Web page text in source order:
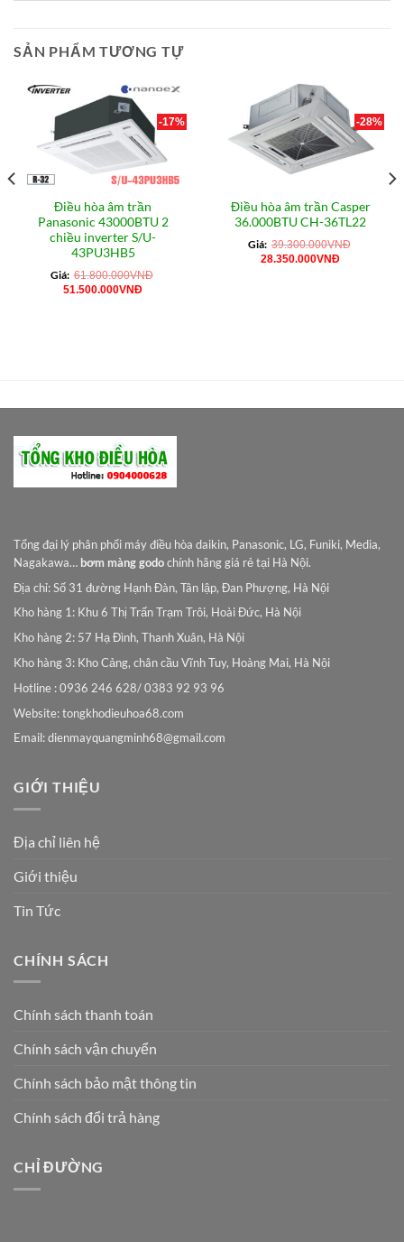
SẢN PHẨM TƯƠNG TỰ
-17%
Điều hòa âm trần
Panasonic 43000BTU 2
chiều inverter S/U-
43PU3HB5
Giá: 61.800.000VNĐ
Giá
51.500.000VNĐGiá
-28%
Điều hòa âm trần Casper
36.000BTU CH-36TL22
Giá: 39.300.000VNĐ
Giá
28.350.000VNĐGiá
Tổng đại lý phân phối máy điều hòa daikin, Panasonic, LG, Funiki, Media,
Nagakawa… bơm màng godochính hãng giá rẻ tại Hà Nội.
Địa chỉ: Số 31 đường Hạnh Đàn, Tân lập, Đan Phượng, Hà Nội
Kho hàng 1: Khu 6 Thị Trấn Trạm Trôi, Hoài Đức, Hà Nội
Kho hàng 2: 57 Hạ Đình, Thanh Xuân, Hà Nội
Kho hàng 3: Kho Cảng, chân cầu Vĩnh Tuy, Hoàng Mai, Hà Nội
Hotline : 0936 246 628/ 0383 92 93 96
Website: tongkhodieuhoa68.com
Email:dienmayquangminh68@gmail.com
GIỚI THIỆU
Địa chỉ liên hệ
Giới thiệu
Tin Tức
CHÍNH SÁCH
Chính sách thanh toán
Chính sách vận chuyển
Chính sách bảo mật thông tin
Chính sách đổi trả hàng
CHỈ ĐƯỜNG